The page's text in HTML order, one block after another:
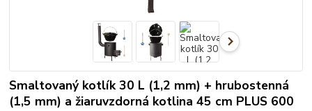
Smaltovaný kotlík 30 L (1,2 mm) + hrubostenná
(1,5 mm) a žiaruvzdorná kotlina 45 cm PLUS 600